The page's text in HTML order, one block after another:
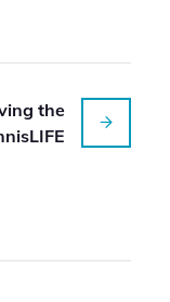
the